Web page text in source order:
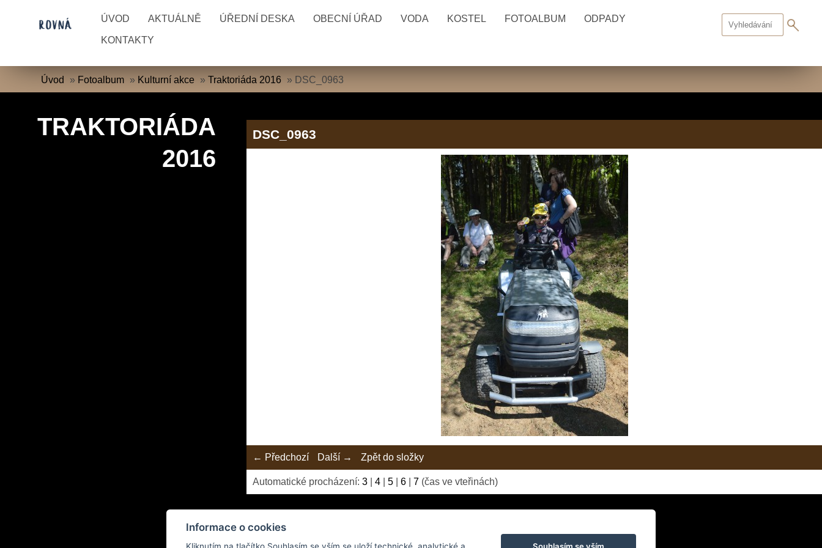
ÚVOD AKTUÁLNĚ ÚŘEDNÍ DESKA OBECNÍ ÚŘAD VODA KOSTEL FOTOALBUM ODPADY
KONTAKTY
Úvod » Fotoalbum » Kulturní akce »Traktoriáda 2016 » DSC_0963
TRAKTORIÁDA
2016
DSC_0963
← Předchozí Další → Zpět do složky
Automatické procházení:3 |4 |5 |6 |7 (čas ve vteřinách)
Informace o cookies